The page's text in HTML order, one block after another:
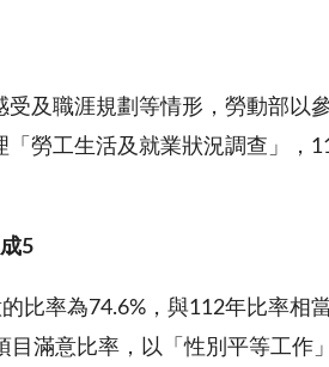
及職涯規劃等情形，勞動部以
勞工生活及就業狀況調查」，
成5
比率為74.6%，與112年比率相
目滿意比率，以「性別平等工作